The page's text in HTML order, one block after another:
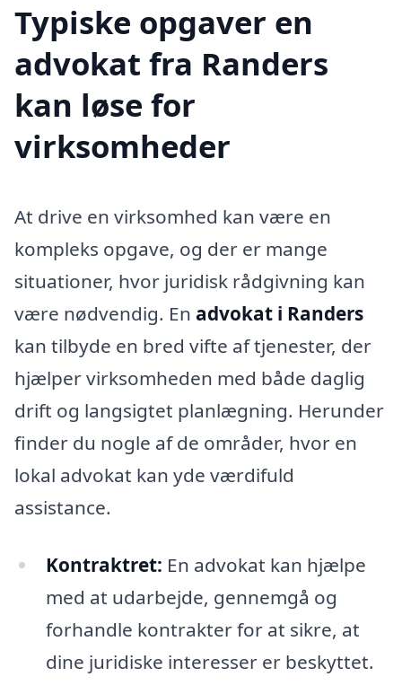
Typiske opgaver en
advokat fra Randers
kan løse for
virksomheder
At drive en virksomhed kan være en
kompleks opgave, og der er mange
situationer, hvor juridisk rådgivning kan
være nødvendig. En advokat i Randers
kan tilbyde en bred vifte af tjenester, der
hjælper virksomheden med både daglig
drift og langsigtet planlægning. Herunder
finder du nogle af de områder, hvor en
lokal advokat kan yde værdifuld
assistance.
Kontraktret: En advokat kan hjælpe
med at udarbejde, gennemgå og
forhandle kontrakter for at sikre, at
dine juridiske interesser er beskyttet.